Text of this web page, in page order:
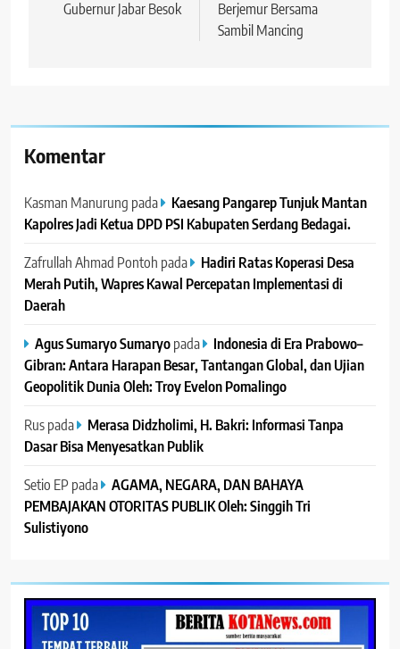
Gubernur Jabar Besok
Berjemur Bersama
Sambil Mancing
Komentar
Kasman Manurung pada
Kaesang Pangarep Tunjuk Mantan
Kapolres Jadi Ketua DPD PSI Kabupaten Serdang Bedagai. ‎ ‎
Zafrullah Ahmad Pontoh pada
Hadiri Ratas Koperasi Desa
Merah Putih, Wapres Kawal Percepatan Implementasi di
Daerah
Agus Sumaryo Sumaryopada
Indonesia di Era Prabowo–
Gibran: Antara Harapan Besar, Tantangan Global, dan Ujian
Geopolitik Dunia Oleh: Troy Evelon Pomalingo
Ruspada
Merasa Didzholimi, H. Bakri: Informasi Tanpa
Dasar Bisa Menyesatkan Publik
Setio EP pada
AGAMA, NEGARA, DAN BAHAYA
PEMBAJAKAN OTORITAS PUBLIK Oleh: Singgih Tri
Sulistiyono